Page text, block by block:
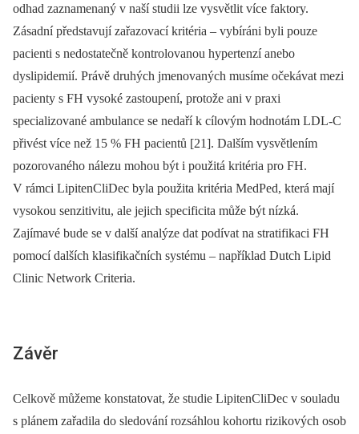
odhad zaznamenaný v naší studii lze vysvětlit více faktory.
Zásadní představují zařazovací kritéria –⁠ vybíráni byli pouze
pacienti s nedostatečně kontrolovanou hypertenzí anebo
dyslipidemií. Právě druhých jmenovaných musíme očekávat mezi
pacienty s FH vysoké zastoupení, protože ani v praxi
specializované ambulance se nedaří k cílovým hodnotám LDL-C
přivést více než 15 % FH pacientů [21]. Dalším vysvětlením
pozorovaného nálezu mohou být i použitá kritéria pro FH.
V rámci LipitenCliDec byla použita kritéria MedPed, která mají
vysokou senzitivitu, ale jejich specificita může být nízká.
Zajímavé bude se v další analýze dat podívat na stratifikaci FH
pomocí dalších klasifikačních systému –⁠ například Dutch Lipid
Clinic Network Criteria.
Závěr
Celkově můžeme konstatovat, že studie LipitenCliDec v souladu
s plánem zařadila do sledování rozsáhlou kohortu rizikových osob